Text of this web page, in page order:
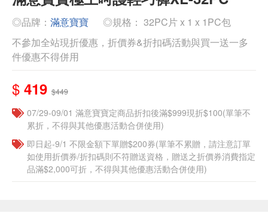
◎品牌： 滿意寶寶
◎規格： 32PC片 x 1 x 1PC包
不參加全站現折優惠，折價券&折扣碼活動與買一送一多
件優惠不得併用
$ 419 $449
07/29-09/01 滿意寶寶定商品折扣後滿$999現折$100(單筆不
累折，不得與其他優惠活動合併使用)
即日起-9/1 不限金額下單贈$200券(單筆不累贈，請注意訂單
如使用折價券/折扣碼則不符贈送資格，贈送之折價券消費指定
品滿$2,000可折，不得與其他優惠活動合併使用)